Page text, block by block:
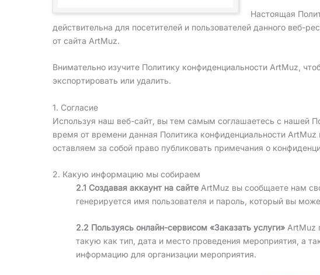
Настоящая
действительна для посетителей и пользователей данного
от сайта ArtMuz.
Внимательно изучите Политику конфиденциальности ArtMuz,
экспортировать или удалить.
1. Согласие
Используя наш веб-сайт, вы тем самым соглашаетесь с нашей
время от времени данная Политика конфиденциальности
оставляем за собой право публиковать примечания о
2. Какую информацию мы собираем
2.1 Создавая аккаунт на сайте ArtMuz вы сообщаете нам
генерируется имя пользователя и пароль, который вы
2.2 Пользуясь онлайн-сервисом «Заказать услуги» ArtMuz
такую как тип, дата и место проведения мероприятия, а
информацию для организации мероприятия.